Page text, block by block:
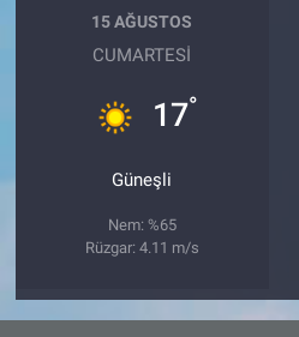
15 AĞUSTOS
CUMARTESI
17°
Güneşli
Nem: %65
Rüzgar: 4.11 m/s